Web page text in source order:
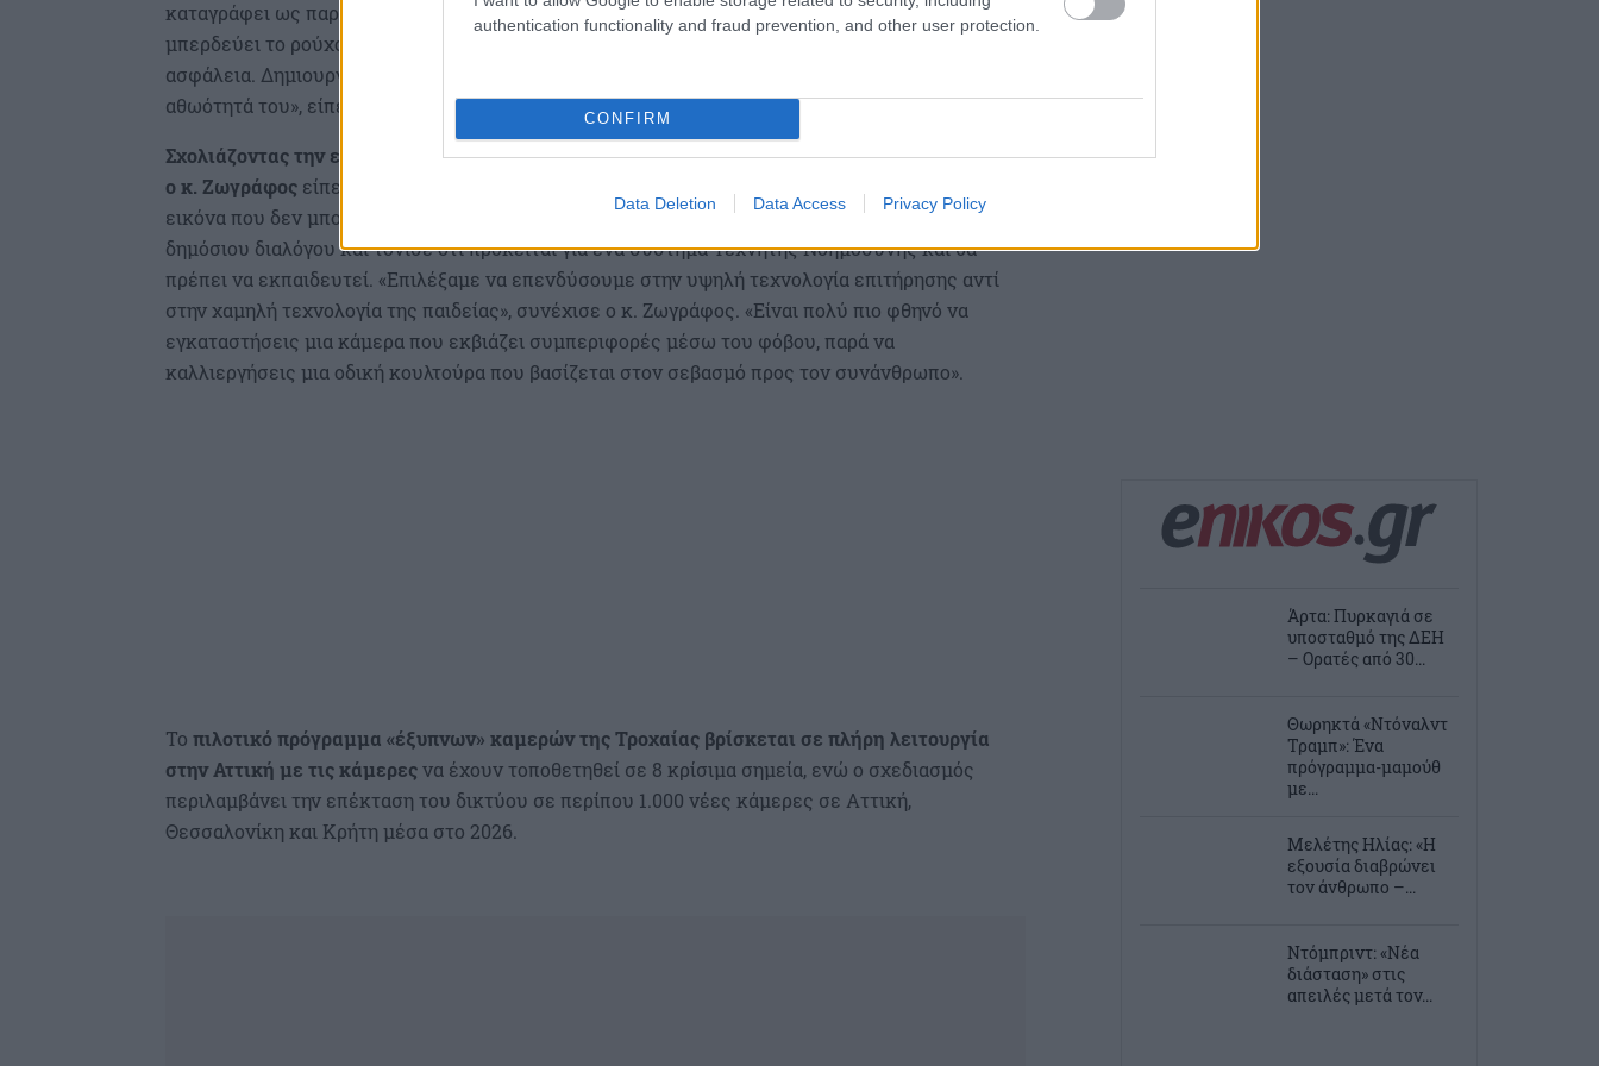
authentication functionality and fraud prevention, and other user protection.
CONFIRM
Data Deletion Data Access Privacy Policy
καταγράφει ως παράβαση τη ρύθμιση του κλιματιστικού στην οθόνη του αυτοκινήτου ή
μπερδεύει το ρούχο με τη ζώνη, έχουμε ένα σύστημα προσχηματικής επιβολής. Δεν δημιουργεί
ασφάλεια. Δημιουργεί ένα γραφειοκρατικό λαβύρινθο όπου ο πολίτης τρέχει να αποδείξει την
αθωότητά του», είπε χαρακτηριστικά.
Σχολιάζοντας την ευκρίνεια των φωτογραφιών που τραβήχτηκαν από τις κάμερες ασφαλείας,
ο κ. Ζωγράφος είπε: «Αυτό το οποίο είδα τώρα δεν είναι μια εικόνα 4Κ. Είναι μια πολύ φτωχή
εικόνα που δεν μπορεί να περιγράψει τίποτα». Στη συνέχεια αναφέρθηκε στη σημασία του
δημόσιου διαλόγου και τόνισε ότι πρόκειται για ένα σύστημα Τεχνητής Νοημοσύνης και θα
πρέπει να εκπαιδευτεί. «Επιλέξαμε να επενδύσουμε στην υψηλή τεχνολογία επιτήρησης αντί
στην χαμηλή τεχνολογία της παιδείας», συνέχισε ο κ. Ζωγράφος. «Είναι πολύ πιο φθηνό να
εγκαταστήσεις μια κάμερα που εκβιάζει συμπεριφορές μέσω του φόβου, παρά να
καλλιεργήσεις μια οδική κουλτούρα που βασίζεται στον σεβασμό προς τον συνάνθρωπο».
Το πιλοτικό πρόγραμμα «έξυπνων» καμερών της Τροχαίας βρίσκεται σε πλήρη λειτουργία
στην Αττική με τις κάμερεςνα έχουν τοποθετηθεί σε 8 κρίσιμα σημεία, ενώ ο σχεδιασμός
περιλαμβάνει την επέκταση του δικτύου σε περίπου 1.000 νέες κάμερες σε Αττική,
Θεσσαλονίκη και Κρήτη μέσα στο 2026.
Άρτα: Πυρκαγιά σε
υποσταθμό της ΔΕΗ
– Ορατές από 30...
Θωρηκτά «Ντόναλντ
Τραμπ»: Ένα
πρόγραμμα-μαμούθ
με...
Μελέτης Ηλίας: «Η
εξουσία διαβρώνει
τον άνθρωπο –...
Ντόμπριντ: «Νέα
διάσταση» στις
απειλές μετά τον...